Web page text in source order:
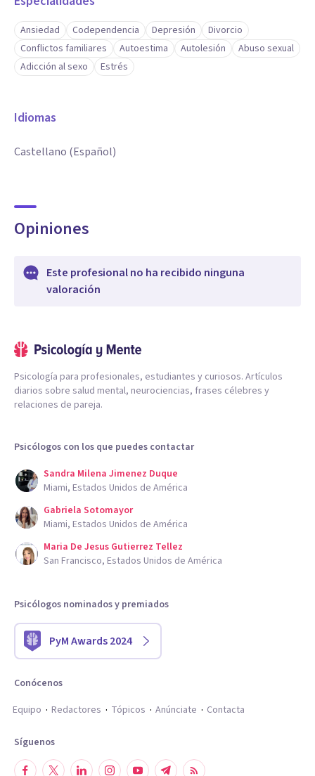
Ansiedad Codependencia Depresión
Divorcio
Conflictos familiares
Autoestima Autolesión
Abuso sexual
Adicción al sexo
Estrés
Idiomas
Castellano (Español)
Opiniones
Este profesional no ha recibido ninguna
valoración
Psicología para profesionales, estudiantes y curiosos. Artículos
diarios sobre salud mental, neurociencias, frases célebres y
relaciones de pareja.
Psicólogos con los que puedes contactar
Sandra Milena Jimenez Duque
Miami, Estados Unidos de América
Gabriela Sotomayor
Miami, Estados Unidos de América
Maria De Jesus Gutierrez Tellez
San Francisco, Estados Unidos de América
Psicólogos nominados y premiados
PyM Awards 2024
Conócenos
Equipo
Redactores Tópicos Anúnciate Contacta
Síguenos